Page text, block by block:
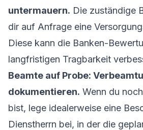
untermauern. Die zuständige
dir auf Anfrage eine
Diese kann die Banken-
langfristigen Tragbarkeit
Beamte auf Probe:
dokumentieren. Wenn du
bist, lege idealerweise eine
Dienstherrn bei, in der die